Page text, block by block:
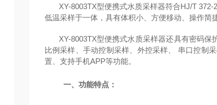
XY-8003TX型便携式水质采样器符合HJ/T
低温采样于一体，具有体积小、方便移动、操作简
XY-8003TX型便携式水质采样器还具有密码
比例采样、手动控制采样、外控采样、 串口控制
置、支持手机APP等功能。
一、 功能特点：